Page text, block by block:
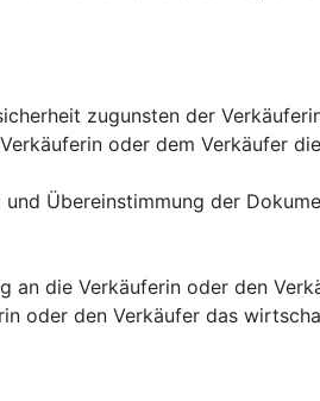
zugunsten der
oder dem Verkäufer
Übereinstimmung der
die Verkäuferin oder den
oder den Verkäufer das